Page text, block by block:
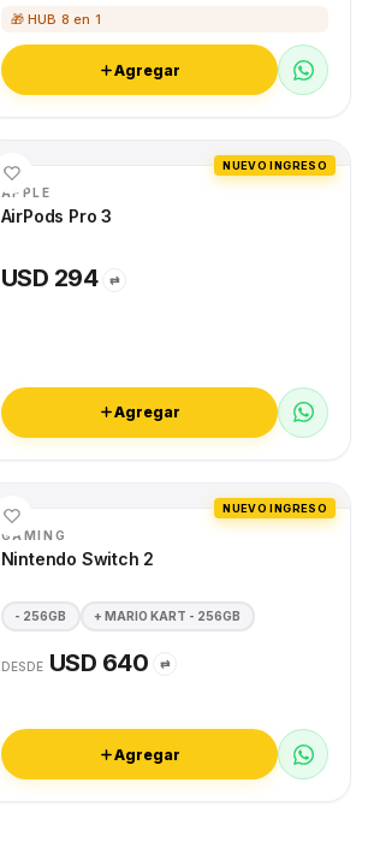
🎁 HUB 8 en 1
Agregar
NUEVO INGRESO
APPLE
AirPods Pro 3
USD 294 ⇄
Agregar
NUEVO INGRESO
GAMING
Nintendo Switch 2
- 256GB + MARIO KART - 256GB
DESDE USD 640 ⇄
Agregar